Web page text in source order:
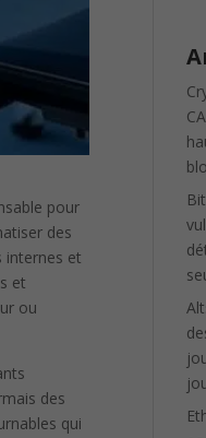
pour
des
internes et
et
ou
des
qui